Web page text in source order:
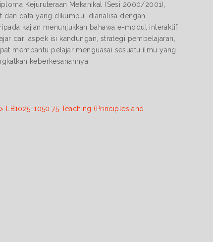
Kejuruteraan Mekanikal (Sesi 2000/2001),
data yang dikumpul dianalisa dengan
kajian menunjukkan bahawa e-modul interaktif
dari aspek isi kandungan, strategi pembelajaran,
membantu pelajar menguasai sesuatu ilmu yang
keberkesanannya
1050.75 Teaching (Principles and